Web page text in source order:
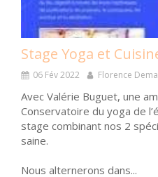
Stage Yoga et
06 Fév 2022 Florence
Avec Valérie Buguet, une
Conservatoire du yoga de
stage combinant nos 2
saine.
Nous alternerons dans...